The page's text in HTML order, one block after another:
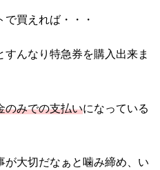
買えれば・・・
んなり特急券を購入出来ま
のみでの支払いになっている
大切だなぁと噛み締め、い